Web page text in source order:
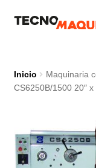
IrIr
Nosotros
Inicio Maquinaria
CS6250B/1500 20″ x